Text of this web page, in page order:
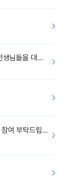
[설문조사/기프티콘] 만3-5세 담임을 맡고 있는 선생님들을 대상으로 설문조사를 합니다!
[커피쿠폰☕️/설문모집] 자녀가 있으신 선생님들의 참여 부탁드립니다!!